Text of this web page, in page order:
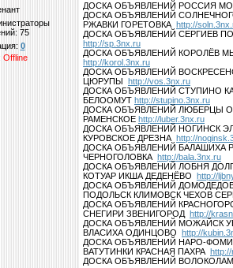
75
0
Offline
ДОСКА ОБЪЯВЛЕНИЙ РОССИЯ
ДОСКА ОБЪЯВЛЕНИЙ
РЖАВКИ ГОРЕТОВКА http://
ДОСКА ОБЪЯВЛЕНИЙ СЕРГИЕВ
http://sp.3nx.ru
ДОСКА ОБЪЯВЛЕНИЙ КОРОЛЁВ
http://korol.3nx.ru
ДОСКА ОБЪЯВЛЕНИЙ
ЦЮРУПЫ http://vos.3nx.ru
ДОСКА ОБЪЯВЛЕНИЙ СТУПИНО
БЕЛООМУТ http://stupino.3nx.ru
ДОСКА ОБЪЯВЛЕНИЙ ЛЮБЕРЦЫ
РАМЕНСКОЕ http://luber.3nx.ru
ДОСКА ОБЪЯВЛЕНИЙ НОГИНСК
КУРОВСКОЕ ДРЕЗНА http://
ДОСКА ОБЪЯВЛЕНИЙ БАЛАШИХА
ЧЕРНОГОЛОВКА http://bala.3nx.ru
ДОСКА ОБЪЯВЛЕНИЙ ЛОБНЯ
КОТУАР ИКША ДЕДЕНЁВО http://
ДОСКА ОБЪЯВЛЕНИЙ
ПОДОЛЬСК КЛИМОВСК ЧЕХОВ
ДОСКА ОБЪЯВЛЕНИЙ
СНЕГИРИ ЗВЕНИГОРОД http://
ДОСКА ОБЪЯВЛЕНИЙ МОЖАЙСК
ВЛАСИХА ОДИНЦОВО http://
ДОСКА ОБЪЯВЛЕНИЙ НАРО-
ВАТУТИНКИ КРАСНАЯ ПАХРА
ДОСКА ОБЪЯВЛЕНИЙ